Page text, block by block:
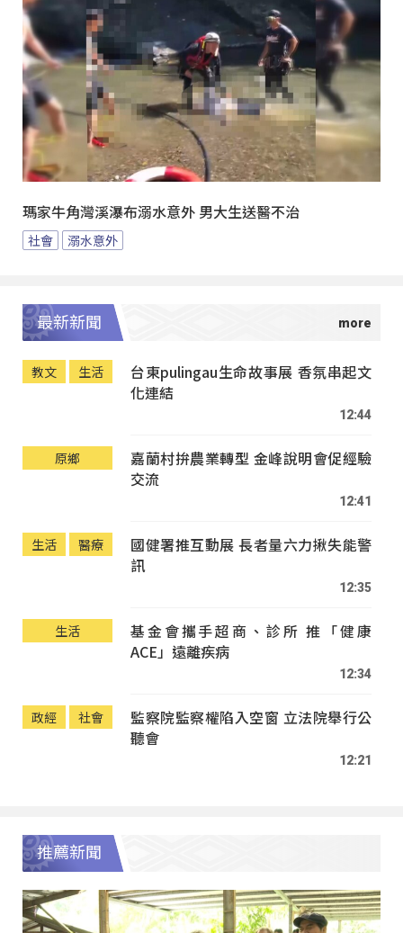
瑪家牛角灣溪瀑布溺水意外 男大生送醫不治
社會 溺水意外
最新新聞
教文 生活
台東pulingau生命故事展 香氛串起文
化連結
12:44
原鄉
嘉蘭村拚農業轉型 金峰說明會促經驗
交流
12:41
生活 醫療
國健署推互動展 長者量六力揪失能警
訊
12:35
生活
基金會攜手超商、診所 推「健康
ACE」遠離疾病
12:34
政經 社會
監察院監察權陷入空窗 立法院舉行公
聽會
12:21
推薦新聞